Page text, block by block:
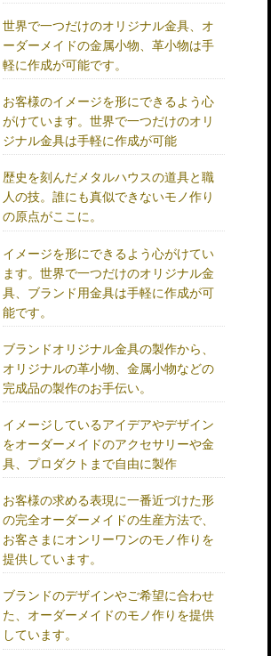
世界で一つだけのオリジナル金具、オ
ーダーメイドの金属小物、革小物は手
軽に作成が可能です。
お客様のイメージを形にできるよう心
がけています。世界で一つだけのオリ
ジナル金具は手軽に作成が可能
歴史を刻んだメタルハウスの道具と職
人の技。誰にも真似できないモノ作り
の原点がここに。
イメージを形にできるよう心がけてい
ます。世界で一つだけのオリジナル金
具、ブランド用金具は手軽に作成が可
能です。
ブランドオリジナル金具の製作から、
オリジナルの革小物、金属小物などの
完成品の製作のお手伝い。
イメージしているアイデアやデザイン
をオーダーメイドのアクセサリーや金
具、プロダクトまで自由に製作
お客様の求める表現に一番近づけた形
の完全オーダーメイドの生産方法で、
お客さまにオンリーワンのモノ作りを
提供しています。
ブランドのデザインやご希望に合わせ
た、オーダーメイドのモノ作りを提供
しています。